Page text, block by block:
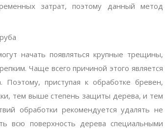
затрат, поэтому данный метод
начать появляться крупные трещины,
Чаще всего причиной этого является
Поэтому, приступая к обработке бревен,
тем выше степень защиты дерева, и тем
обработки рекомендуется удалять не
всю поверхность дерева специальными